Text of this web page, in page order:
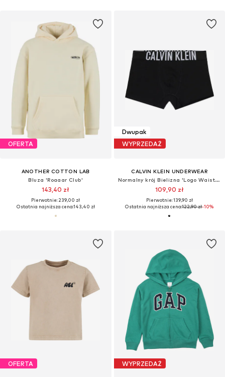
OFERTA
ANOTHER COTTON LAB
Bluza 'Roaaar Club'
143,40 zł
Pierwotnie: 239,00 zł
Ostatnia najniższa cena:143,40 zł
Dwupak
WYPRZEDAŻ
CALVIN KLEIN UNDERWEAR
Normalny krój Bielizna 'Logo Waistband Trunks'
109,90 zł
Pierwotnie: 139,90 zł
Ostatnia najniższa cena:122,90 zł-10%
OFERTA WYPRZEDAŻ